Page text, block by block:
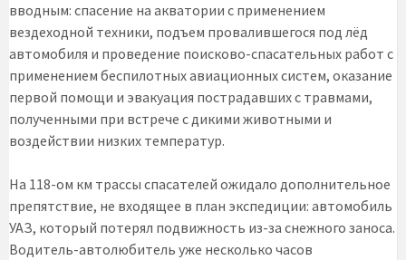
вводным: спасение на акватории с применением
вездеходной техники, подъем провалившегося под лёд
автомобиля и проведение поисково-спасательных работ с
применением беспилотных авиационных систем, оказание
первой помощи и эвакуация пострадавших с травмами,
полученными при встрече с дикими животными и
воздействии низких температур.
На 118-ом км трассы спасателей ожидало дополнительное
препятствие, не входящее в план экспедиции: автомобиль
УАЗ, который потерял подвижность из-за снежного заноса.
Водитель-автолюбитель уже несколько часов